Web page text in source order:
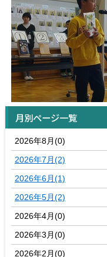
月別ページ一覧
2026年8月(0)
2026年7月(2)
2026年6月(1)
2026年5月(2)
2026年4月(0)
2026年3月(0)
2026年2月(0)